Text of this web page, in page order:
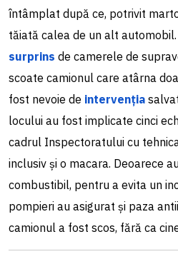
întâmplat după ce, potrivit
tăiată calea de un alt
surprins de camerele de
scoate camionul care atârna
fost nevoie de intervenția
locului au fost implicate cinci
cadrul Inspectoratului cu
inclusiv și o macara. Deoarece
combustibil, pentru a evita un
pompieri au asigurat și paza
camionul a fost scos, fără ca